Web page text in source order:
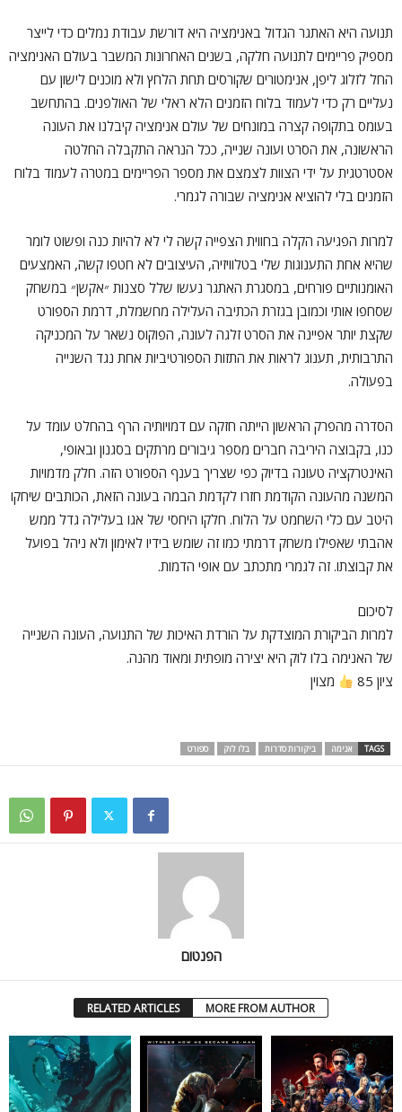
תנועה היא האתגר הגדול באנימציה היא דורשת עבודת נמלים כדי לייצר
מספיק פריימים לתנועה חלקה, בשנים האחרונות המשבר בעולם האנימציה
החל לזלוג ליפן, אנימטורים שקורסים תחת הלחץ ולא מוכנים לישון עם
נעליים רק כדי לעמוד בלוח הזמנים הלא ראלי של האולפנים. בהתחשב
בעומס בתקופה קצרה במונחים של עולם אנימציה קיבלנו את העונה
הראשונה, את הסרט ועונה שנייה, ככל הנראה התקבלה החלטה
אסטרטגית על ידי הצוות לצמצם את מספר הפריימים במטרה לעמוד בלוח
הזמנים בלי להוציא אנימציה שבורה לגמרי.
למרות הפגיעה הקלה בחווית הצפייה קשה לי לא להיות כנה ופשוט לומר
שהיא אחת התענוגות שלי בטלוויזיה, העיצובים לא חטפו קשה, האמצעים
האומנותיים פורחים, במסגרת האתגר נעשו שלל סצנות ״אקשן״ במשחק
שסחפו אותי וכמובן בגזרת הכתיבה העלילה מחשמלת, דרמת הספורט
שקצת יותר אפיינה את הסרט זלגה לעונה, הפוקוס נשאר על המכניקה
התרבותית, תענוג לראות את התזות הספורטיביות אחת נגד השנייה
בפעולה.
הסדרה מהפרק הראשון הייתה חזקה עם דמויותיה הרף בהחלט עומד על
כנו, בקבוצה היריבה חברים מספר גיבורים מרתקים בסגנון ובאופי,
האינטרקציה טעונה בדיוק כפי שצריך בענף הספורט הזה. חלק מדמויות
המשנה מהעונה הקודמת חזרו לקדמת הבמה בעונה הזאת, הכותבים שיחקו
היטב עם כלי השחמט על הלוח. חלקו היחסי של אגו בעלילה גדל ממש
אהבתי שאפילו משחק דרמתי כמו זה שומש בידיו לאימון ולא ניהל בפועל
את קבוצתו. זה לגמרי מתכתב עם אופי הדמות.
לסיכום
למרות הביקורת המוצדקת על הורדת האיכות של התנועה, העונה השנייה
של האנימה בלו לוק היא יצירה מופתית ומאוד מהנה.
ציון 85
מצוין
TAGS אנימה ביקורות סדרות בלו לוק ספורט
הפנטום
RELATED ARTICLES MORE FROM AUTHOR